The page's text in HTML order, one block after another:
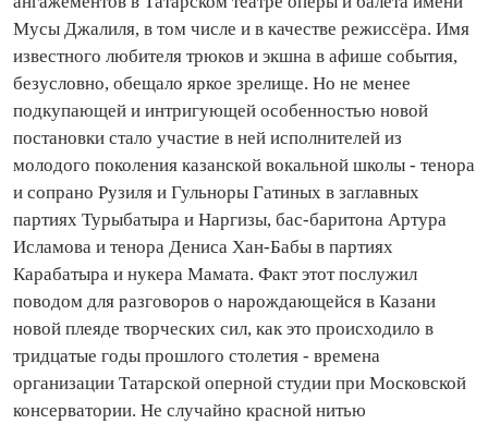
Мусы Джалиля, в том числе и в качестве режиссёра. Имя
известного любителя трюков и экшна в афише события,
безусловно, обещало яркое зрелище. Но не менее
подкупающей и интригующей особенностью новой
постановки стало участие в ней исполнителей из
молодого поколения казанской вокальной школы - тенора
и сопрано Рузиля и Гульноры Гатиных в заглавных
партиях Турыбатыра и Наргизы, бас‑баритона Артура
Исламова и тенора Дениса Хан‑Бабы в партиях
Карабатыра и нукера Мамата. Факт этот послужил
поводом для разговоров о нарождающейся в Казани
новой плеяде творческих сил, как это происходило в
тридцатые годы прошлого столетия - времена
организации Татарской оперной студии при Московской
консерватории. Не случайно красной нитью